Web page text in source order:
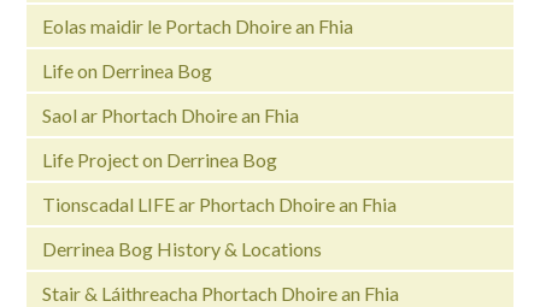
Eolas maidir le Portach Dhoire an Fhia
Life on Derrinea Bog
Saol ar Phortach Dhoire an Fhia
Life Project on Derrinea Bog
Tionscadal LIFE ar Phortach Dhoire an Fhia
Derrinea Bog History & Locations
Stair & Láithreacha Phortach Dhoire an Fhia